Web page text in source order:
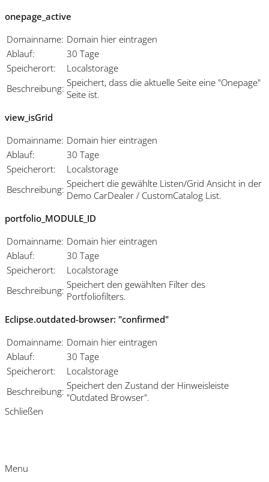
onepage_active
Domainname: Domain hier eintragen
Ablauf:
30 Tage
Speicherort:
Localstorage
Beschreibung: Speichert, dass die aktuelle Seite eine "Onepage"
Seite ist.
view_isGrid
Domainname: Domain hier eintragen
Ablauf:
30 Tage
Speicherort:
Localstorage
Beschreibung: Speichert die gewählte Listen/Grid Ansicht in der
Demo CarDealer / CustomCatalog List.
portfolio_MODULE_ID
Domainname: Domain hier eintragen
Ablauf:
30 Tage
Speicherort:
Localstorage
Beschreibung: Speichert den gewählten Filter des
Portfoliofilters.
Eclipse.outdated-browser: "confirmed"
Domainname: Domain hier eintragen
Ablauf:
30 Tage
Speicherort:
Localstorage
Beschreibung: Speichert den Zustand der Hinweisleiste
"Outdated Browser".
Schließen
Menu